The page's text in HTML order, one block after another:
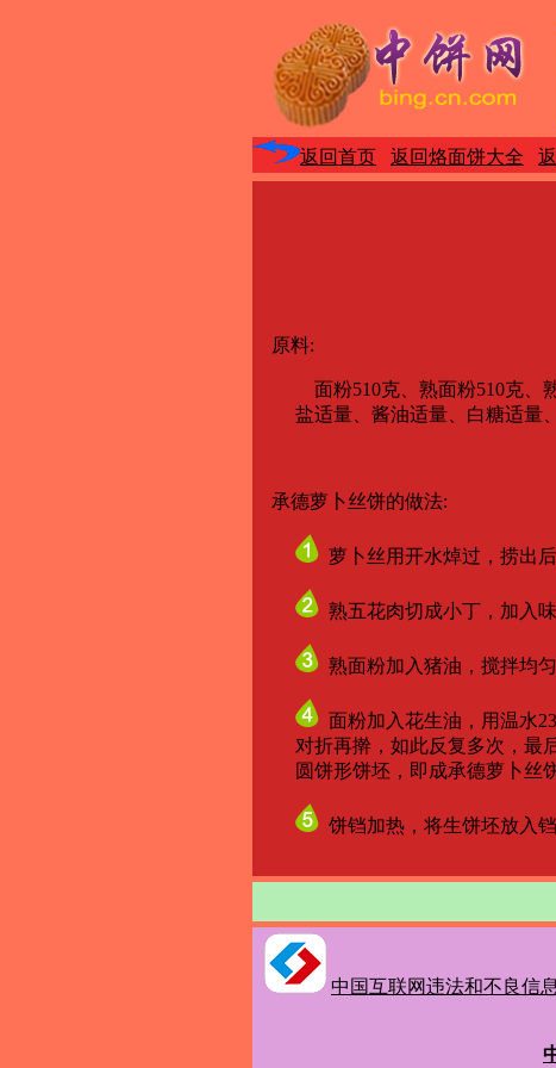
返回首页 返回烙面饼大全
原料:
面粉510克、熟面粉510克、熟五
盐适量、酱油适量、白糖适量、
承德萝卜丝饼的做法:
萝卜丝用开水焯过，捞出
熟五花肉切成小丁，加入
熟面粉加入猪油，搅拌均
面粉加入花生油，用温水
对折再擀，如此反复多次，最后
圆饼形饼坯，即成承德萝卜丝饼
饼铛加热，将生饼坯放入
中国互联网违法和不良信